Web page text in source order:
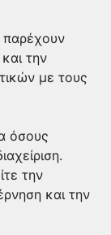
παρέχουν
την
με τους
όσους
την
και την